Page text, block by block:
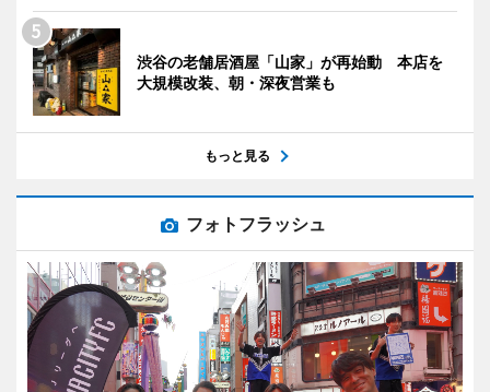
渋谷の老舗居酒屋「山家」が再始動 本店を
大規模改装、朝・深夜営業も
もっと見る
フォトフラッシュ